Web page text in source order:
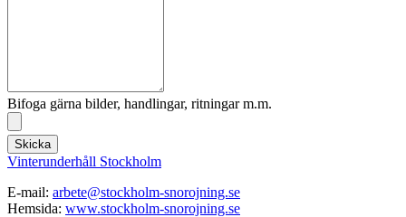
Bifoga gärna bilder, handlingar, ritningar m.m.
Skicka
Vinterunderhåll Stockholm
E-mail: arbete@stockholm-snorojning.se
Hemsida: www.stockholm-snorojning.se